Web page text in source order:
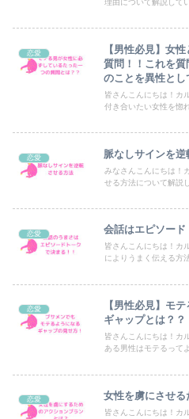
理由について解説して
恋愛
【男性必見】女
質問！！これを
のことを異性とし
皆さんこんにちは！カ
付き合いたい女性を惚
恋愛 脈なしサインを逆
みなさんこんにちは！
せる方法について解説
恋愛 会話はエピソード
皆さんこんにちは！カ
によりうまく伝える方
恋愛
【男性必見】モ
ギャップとは？？
皆さんこんにちは！カ
ある男性はモテるって
恋愛 女性を虜にさせる
皆さんこんにちは！カ